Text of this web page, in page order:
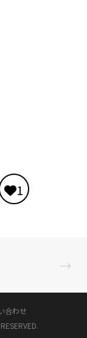
1
合わせ